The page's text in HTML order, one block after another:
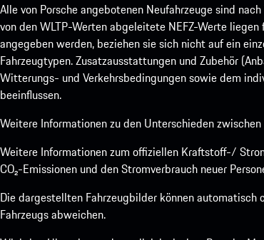
Alle von Porsche angebotenen Neufahrzeuge sind
von den WLTP-Werten abgeleitete NEFZ-Werte
angegeben werden, beziehen sie sich nicht auf ein
Fahrzeugtypen. Zusatzausstattungen und Zubehör
Witterungs- und Verkehrsbedingungen sowie dem
beeinflussen.
Weitere Informationen zu den Unterschieden
Weitere Informationen zum offiziellen Kraftstoff-/
CO₂-Emissionen und den Stromverbrauch neuer
Die dargestellten Fahrzeugbilder können
Fahrzeugs abweichen.